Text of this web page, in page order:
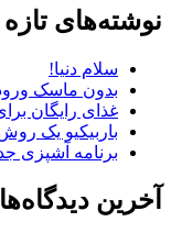
نوشته‌های تازه
سلام دنیا!
بدون ماسک
غذای رایگان
باربیکیو یک
برنامه آشپزی
آخرین دیدگاه‌ها